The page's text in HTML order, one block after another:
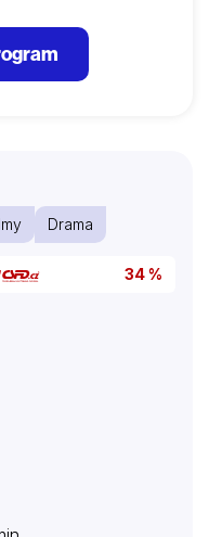
Drama
34 %